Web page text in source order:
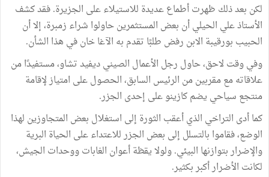
لكن بعد ذلك ظهرت أطماع عديدة للاستيلاء على الجزيرة. فقد كشف
الأستاذ علي الحيلي أن بعض المستثمرين حاولوا شراء زمبرة، إلا أن
الحبيب بورقيبة الابن رفض طلبًا تقدم به الآغا خان في هذا الشأن.
وفي وقت لاحق، حاول رجل الأعمال الصيني ديفيد تشاو، مستفيدًا من
علاقاته مع مقربين من الرئيس السابق، الحصول على امتياز لإقامة
منتجع سياحي يضم كازينو على إحدى الجزر.
كما أدى التراخي الذي أعقب الثورة إلى استغلال بعض المتجاوزين لهذا
الوضع، فقاموا بالتسلل إلى بعض الجزر للاعتداء على الحياة البرية
والإضرار بتوازنها البيئي. ولولا يقظة أعوان الغابات ووحدات الجيش،
لكانت الأضرار أكبر بكثير.